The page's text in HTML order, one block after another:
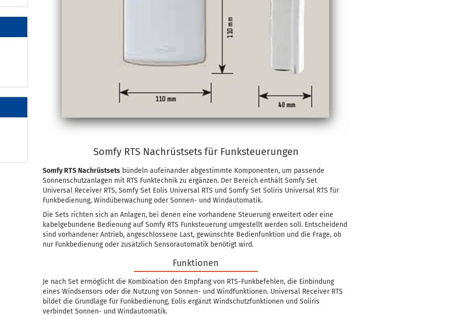
Somfy RTS Nachrüstsets für Funksteuerungen
Somfy RTS Nachrüstsets bündeln aufeinander abgestimmte Komponenten, um passende
Sonnenschutzanlagen mit RTS Funktechnik zu ergänzen. Der Bereich enthält Somfy Set
Universal Receiver RTS, Somfy Set Eolis Universal RTS und Somfy Set Soliris Universal RTS für
Funkbedienung, Windüberwachung oder Sonnen- und Windautomatik.
Die Sets richten sich an Anlagen, bei denen eine vorhandene Steuerung erweitert oder eine
kabelgebundene Bedienung auf Somfy RTS Funksteuerung umgestellt werden soll. Entscheidend
sind vorhandener Antrieb, angeschlossene Last, gewünschte Bedienfunktion und die Frage, ob
nur Funkbedienung oder zusätzlich Sensorautomatik benötigt wird.
Funktionen
Je nach Set ermöglicht die Kombination den Empfang von RTS-Funkbefehlen, die Einbindung
eines Windsensors oder die Nutzung von Sonnen- und Windfunktionen. Universal Receiver RTS
bildet die Grundlage für Funkbedienung, Eolis ergänzt Windschutzfunktionen und Soliris
verbindet Sonnen- und Windautomatik.